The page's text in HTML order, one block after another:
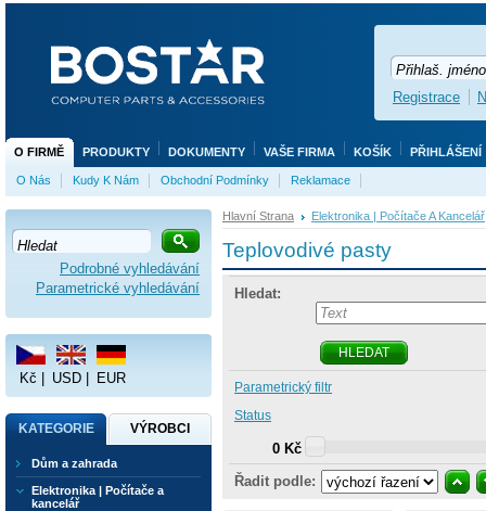
Hlavní Strana Elektronika | Počítače A Kancelář
Teplovodivé pasty
Hledat:
HLEDAT
Parametrický filtr
Status
0 Kč
Řadit podle:
Podrobné vyhledávání
Parametrické vyhledávání
Kč USD EUR
KATEGORIE VÝROBCI
Dům a zahrada
Elektronika | Počítače a
kancelář
O FIRMĚ PRODUKTY DOKUMENTY VAŠE FIRMA KOŠÍK PŘIHLÁŠENÍ
O Nás Kudy K Nám Obchodní Podmínky Reklamace
Registrace